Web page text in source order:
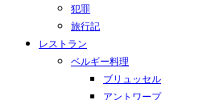
犯罪
旅行記
レストラン
ベルギー料理
ブリュッセル
アントワープ